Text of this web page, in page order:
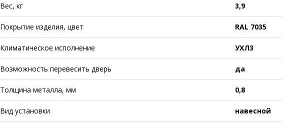
Вес, кг 3,9
Покрытие изделия, цвет RAL 7035
Климатическое исполнение УХЛ3
Возможность перевесить дверь да
Толщина металла, мм 0,8
Вид установки навесной